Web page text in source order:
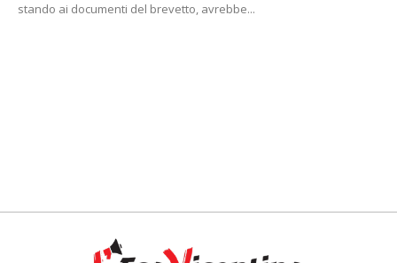
stando ai documenti del brevetto, avrebbe...